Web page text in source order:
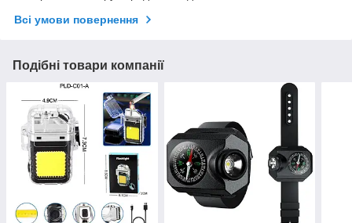
Всі умови повернення
Подібні товари компанії